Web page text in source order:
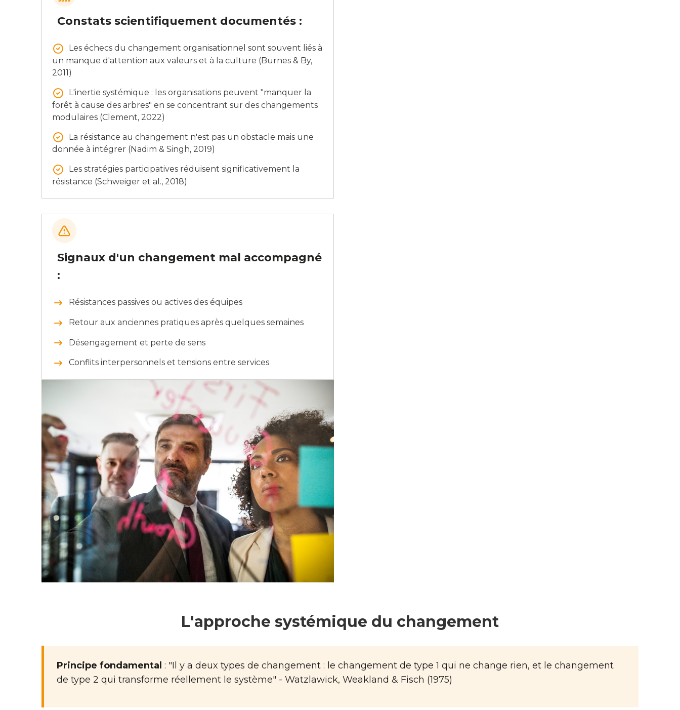
Constats scientifiquement documentés :
Les échecs du changement organisationnel sont souvent liés à
un manque d'attention aux valeurs et à la culture (Burnes & By,
2011)
L'inertie systémique : les organisations peuvent "manquer la
forêt à cause des arbres" en se concentrant sur des changements
modulaires (Clement, 2022)
La résistance au changement n'est pas un obstacle mais une
donnée à intégrer (Nadim & Singh, 2019)
Les stratégies participatives réduisent significativement la
résistance (Schweiger et al., 2018)
Signaux d'un changement mal accompagné
:
Résistances passives ou actives des équipes
Retour aux anciennes pratiques après quelques semaines
Désengagement et perte de sens
Conflits interpersonnels et tensions entre services
L'approche systémique du changement
Principe fondamental : "Il y a deux types de changement : le changement de type 1 qui ne change rien, et le changement
de type 2 qui transforme réellement le système" - Watzlawick, Weakland & Fisch (1975)